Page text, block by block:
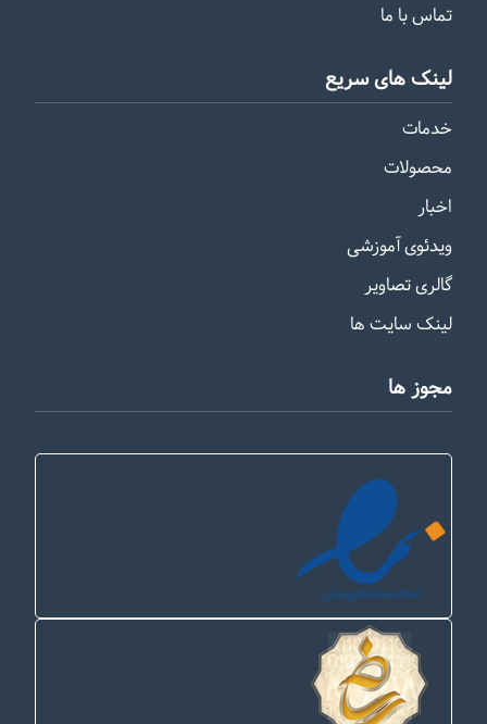
تماس با ما
لینک های سریع
خدمات
محصولات
اخبار
ویدئوی آموزشی
گالری تصاویر
لینک سایت ها
مجوز ها